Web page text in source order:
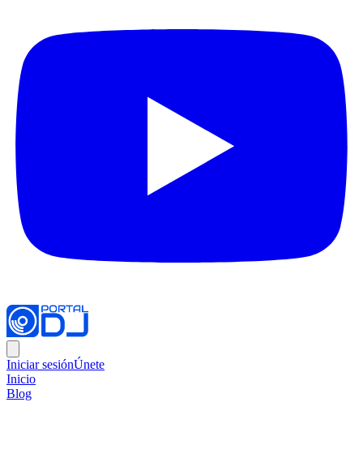
Iniciar sesiónÚnete
Inicio
Blog